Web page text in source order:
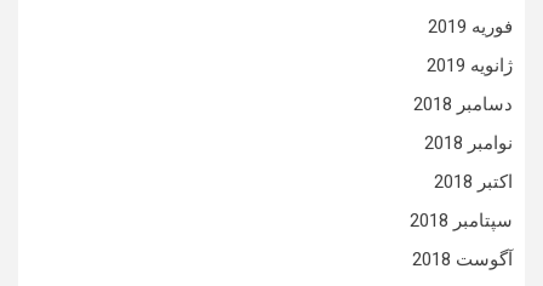
فوریه 2019
ژانویه 2019
دسامبر 2018
نوامبر 2018
اکتبر 2018
سپتامبر 2018
آگوست 2018